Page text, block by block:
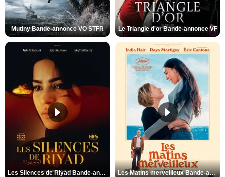
Mutiny Bande-annonce VO STFR Le Triangle d'or Bande-annonce VF
Les Silences de Riyad Bande-annonce VO STFR Les Matins merveilleux Bande-annonce VF